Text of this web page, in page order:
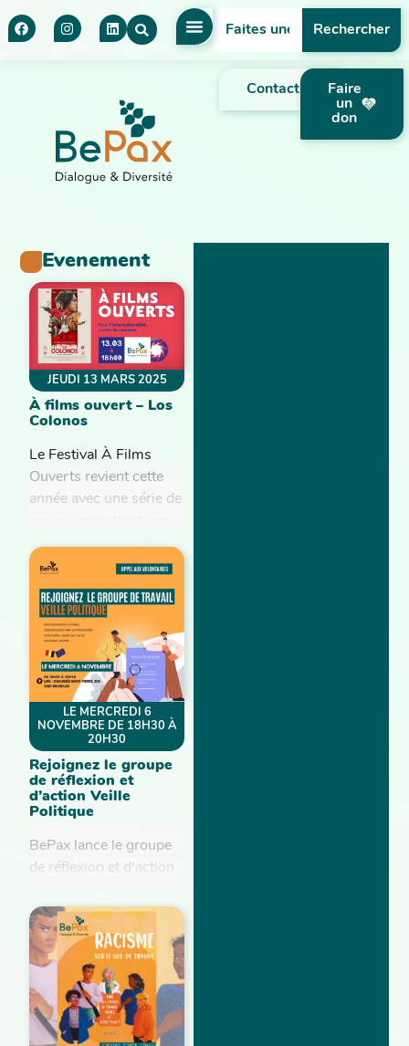
Contact
Faire
un
don
Rechercher
Evenement
JEUDI 13 MARS 2025
À films ouvert – Los
Colonos
Le Festival À Films
Ouverts revient cette
année avec une série de
À cette occasion,
BePax interviendra le
jeudi 13...
LE MERCREDI 6
NOVEMBRE DE 18H30 À
20H30
Rejoignez le groupe
de réflexion et
d’action Veille
Politique
BePax lance le groupe
de réflexion et d'action